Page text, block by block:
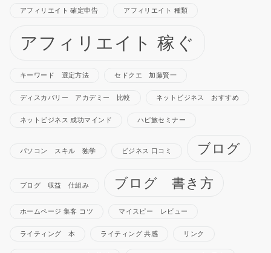
アフィリエイト 確定申告 アフィリエイト 種類
アフィリエイト 稼ぐ
キーワード 選定方法 セドクエ 加藤賢一
ディスカバリー アカデミー 比較 ネットビジネス おすすめ
ネットビジネス 成功マインド ハピ旅セミナー
パソコン スキル 独学 ビジネス 口コミ ブログ
ブログ 収益 仕組み ブログ 書き方
ホームページ 集客 コツ マイスピー レビュー
ライティング 本 ライティング 共感 リンク